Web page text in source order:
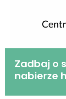
Zadbaj o
nabierze